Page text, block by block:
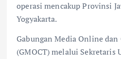
operasi mencakup Provinsi
Yogyakarta.
Gabungan Media Online dan
(GMOCT) melalui Sekretaris